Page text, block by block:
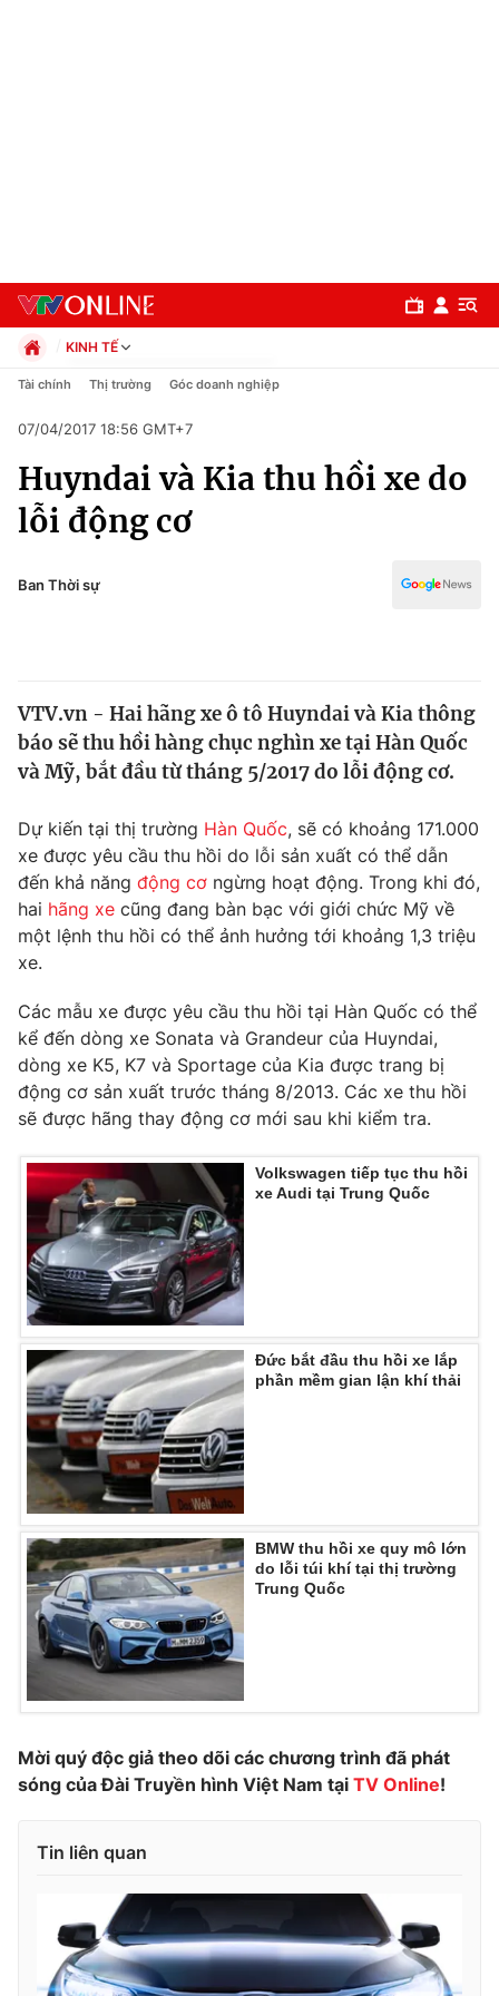
Chuyên mục
Chính trị
Thế giới
Thế giới đó đây
Câu chuyện quốc tế
Kinh tế
Tài chính
Thị trường
Góc doanh nghiệp
Dữ liệu và đời sống
Truyền hình
Phim VTV
Hậu trường
Nhân vật
Giải sao mai
Giải trí
Điện ảnh
Âm nhạc
Sao
Đời sống
Du lịch
Làm đẹp
Chất lượng cuộc sống
Giáo dục
Tuyển sinh
Học trực tuyến
Công nghệ
Hitech Công nghệ tương lai
Sản phẩm
Thị trường
Tư vấn
Giao lưu trực tuyến
Lịch phát sóng
Chuyên mục khác
Emagazine Podcast
Photo Infographic
Video Shorts video
VTV Money VTV Thể thao
Thị trường 24h Tấm lòng Việt
VTV4
VTV9 VTV8
Liên hệ tòa soạn English
KINH TẾ
Chính trị
Pháp luật
Kinh tế
Thể thao
Truyền hình
Y tế
Tài chính Thị trường Góc doanh nghiệp
07/04/2017 18:56 GMT+7
Huyndai và Kia thu hồi xe do
lỗi động cơ
Ban Thời sự
VTV.vn - Hai hãng xe ô tô Huyndai và Kia thông
báo sẽ thu hồi hàng chục nghìn xe tại Hàn Quốc
và Mỹ, bắt đầu từ tháng 5/2017 do lỗi động cơ.
Dự kiến tại thị trường Hàn Quốc, sẽ có khoảng 171.000
xe được yêu cầu thu hồi do lỗi sản xuất có thể dẫn
đến khả năng động cơ ngừng hoạt động. Trong khi đó,
hai hãng xe cũng đang bàn bạc với giới chức Mỹ về
một lệnh thu hồi có thể ảnh hưởng tới khoảng 1,3 triệu
xe.
Các mẫu xe được yêu cầu thu hồi tại Hàn Quốc có thể
kể đến dòng xe Sonata và Grandeur của Huyndai,
dòng xe K5, K7 và Sportage của Kia được trang bị
động cơ sản xuất trước tháng 8/2013. Các xe thu hồi
sẽ được hãng thay động cơ mới sau khi kiểm tra.
Volkswagen tiếp tục thu hồi
xe Audi tại Trung Quốc
Đức bắt đầu thu hồi xe lắp
phần mềm gian lận khí thải
BMW thu hồi xe quy mô lớn
do lỗi túi khí tại thị trường
Trung Quốc
Mời quý độc giả theo dõi các chương trình đã phát
sóng của Đài Truyền hình Việt Nam tại TV Online!
Tin liên quan